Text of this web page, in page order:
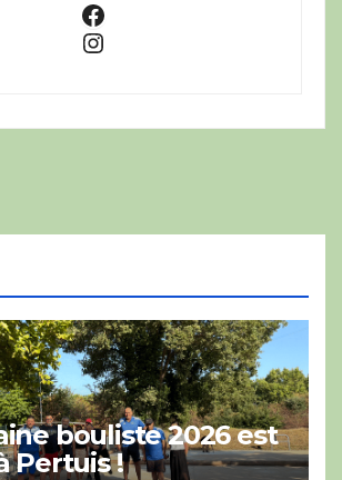
Facebook
Instagram
bouliste 2026 est
Pertuis !